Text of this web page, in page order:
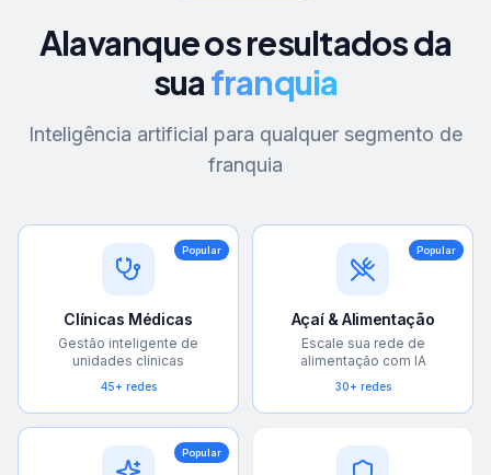
Alavanque os resultados da
suafranquia
Inteligência artificial para qualquer segmento de
franquia
Popular
Clínicas Médicas
Gestão inteligente de
unidades clínicas
45+ redes
Popular
Açaí & Alimentação
Escale sua rede de
alimentação com IA
30+ redes
Popular